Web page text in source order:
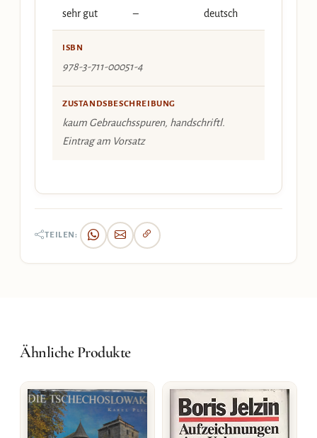
sehr gut – deutsch
ISBN
978-3-711-00051-4
ZUSTANDSBESCHREIBUNG
kaum Gebrauchsspuren, handschriftl.
Eintrag am Vorsatz
TEILEN:
Ähnliche Produkte